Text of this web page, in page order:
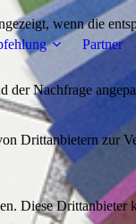
Partner
wenn die
Nachfrage
Drittanbietern zur
Diese Drittanbieter